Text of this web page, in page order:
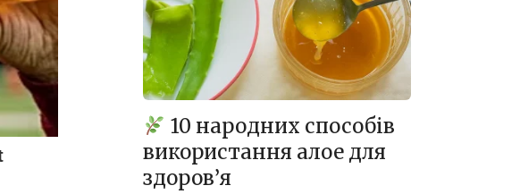
10 народних способів
використання алое для
здоров’я